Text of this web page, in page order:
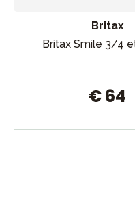
Britax
Britax Smile 3/4
€ 64